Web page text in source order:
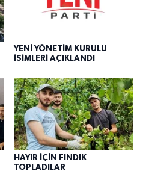
YENİ YÖNETİM KURULU
İSİMLERİ AÇIKLANDI
HAYIR İÇİN FINDIK
TOPLADILAR